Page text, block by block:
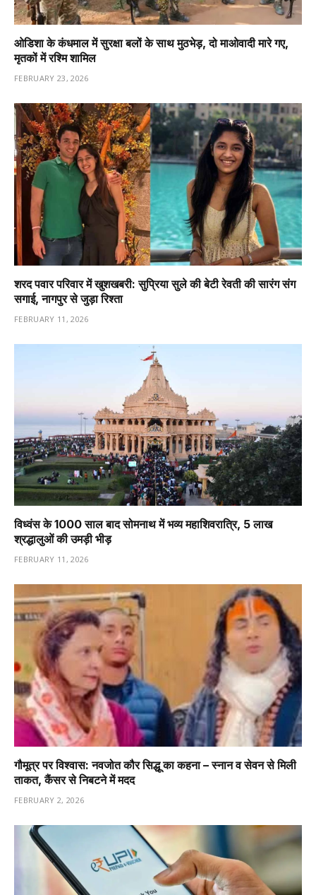
ओडिशा के कंधमाल में सुरक्षा बलों के साथ मुठभेड़, दो माओवादी मारे गए,
मृतकों में रश्मि शामिल
FEBRUARY 23, 2026
शरद पवार परिवार में खुशखबरी: सुप्रिया सुले की बेटी रेवती की सारंग संग
सगाई, नागपुर से जुड़ा रिश्ता
FEBRUARY 11, 2026
विध्वंस के 1000 साल बाद सोमनाथ में भव्य महाशिवरात्रि, 5 लाख
श्रद्धालुओं की उमड़ी भीड़
FEBRUARY 11, 2026
गौमूत्र पर विश्वास: नवजोत कौर सिद्धू का कहना – स्नान व सेवन से मिली
ताकत, कैंसर से निबटने में मदद
FEBRUARY 2, 2026